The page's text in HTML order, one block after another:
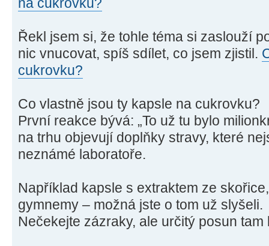
Řekl jsem si, že tohle téma si zaslouží
nic vnucovat, spíš sdílet, co jsem zjistil.
cukrovku?
Co vlastně jsou ty kapsle na cukrovku?
První reakce bývá: „To už tu bylo
na trhu objevují doplňky stravy, které
neznámé laboratoře.
Například kapsle s extraktem ze
gymnemy – možná jste o tom už slyšeli.
Nečekejte zázraky, ale určitý posun tam